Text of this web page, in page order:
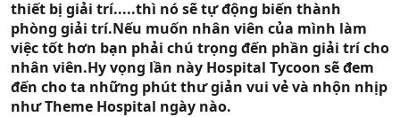
thiết bị giải trí.....thì nó sẽ tự động biến thành
phòng giải trí.Nếu muốn nhân viên của mình làm
việc tốt hơn bạn phải chú trọng đến phần giải trí cho
nhân viên.Hy vọng lần này Hospital Tycoon sẽ đem
đến cho ta những phút thư giản vui vẻ và nhộn nhịp
như Theme Hospital ngày nào.